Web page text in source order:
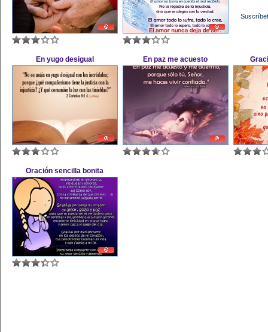
En yugo desigual En paz me acuesto
Oración sencilla bonita